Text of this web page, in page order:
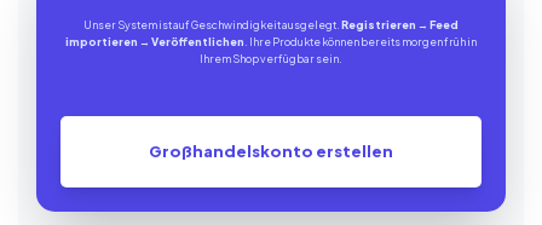
Unser System ist auf Geschwindigkeit ausgelegt. Registrieren → Feed
importieren → Veröffentlichen . Ihre Produkte können bereits morgen früh in
Ihrem Shop verfügbar sein.
Großhandelskonto erstellen